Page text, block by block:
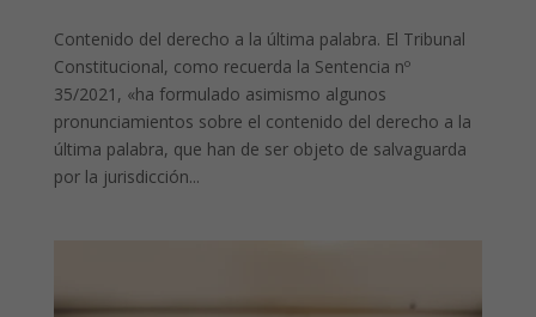
Contenido del derecho a la última palabra. El Tribunal
Constitucional, como recuerda la Sentencia nº
35/2021, «ha formulado asimismo algunos
pronunciamientos sobre el contenido del derecho a la
última palabra, que han de ser objeto de salvaguarda
por la jurisdicción...